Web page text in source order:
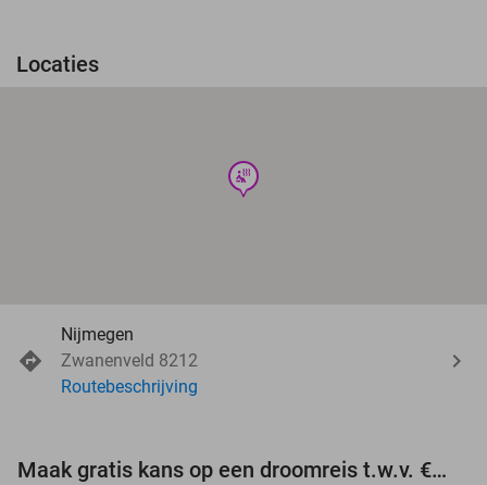
Locaties
wellness
Nijmegen
Zwanenveld 8212
Routebeschrijving
Maak gratis kans op een droomreis t.w.v. €3.000!